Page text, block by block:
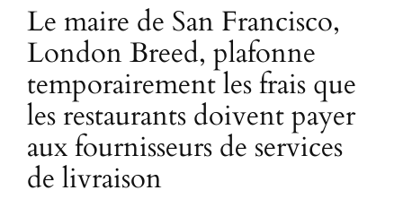
Le maire de San Francisco,
London Breed, plafonne
temporairement les frais que
les restaurants doivent payer
aux fournisseurs de services
de livraison